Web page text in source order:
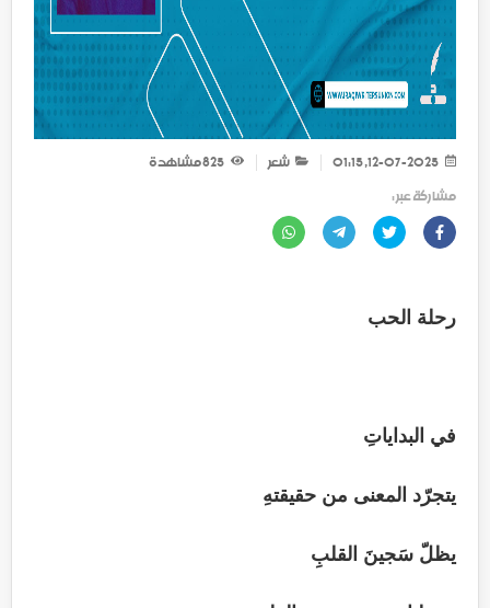
شعر 825
مشاهدة
مشاركة عبر :
رحلة الحب
في البداياتِ
يتجرّد المعنى من حقيقتهِ
يظلّ سَجينَ القلبِ